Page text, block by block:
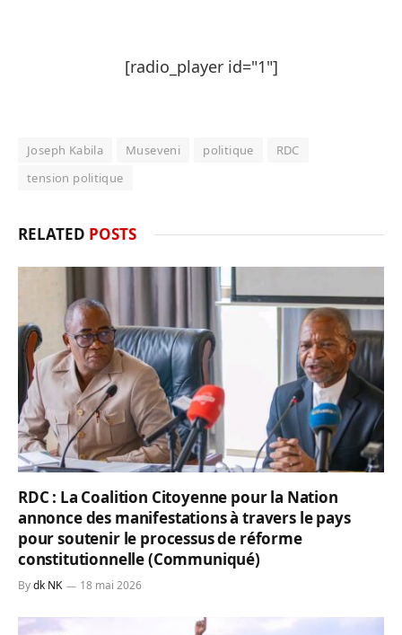
[radio_player id="1"]
Joseph Kabila Museveni politique
RDC
tension politique
RELATED POSTS
RDC : La Coalition Citoyenne pour la Nation
annonce des manifestations à travers le pays
pour soutenir le processus de réforme
constitutionnelle (Communiqué)
Bydk NK 18 mai 2026